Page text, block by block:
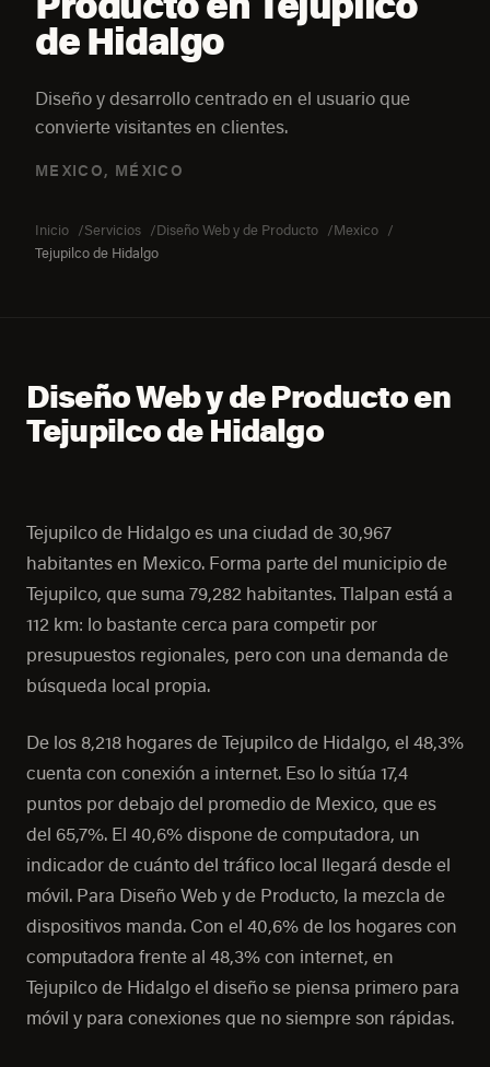
de Hidalgo
Diseño y desarrollo centrado en el usuario que
convierte visitantes en clientes.
MEXICO, MÉXICO
Inicio Servicios Diseño Web y de Producto
Mexico
Tejupilco de Hidalgo
Diseño Web y de Producto en
Tejupilco de Hidalgo
Tejupilco de Hidalgo es una ciudad de 30,967
habitantes en Mexico. Forma parte del municipio de
Tejupilco, que suma 79,282 habitantes. Tlalpan está a
112 km: lo bastante cerca para competir por
presupuestos regionales, pero con una demanda de
búsqueda local propia.
De los 8,218 hogares de Tejupilco de Hidalgo, el 48,3%
cuenta con conexión a internet. Eso lo sitúa 17,4
puntos por debajo del promedio de Mexico, que es
del 65,7%. El 40,6% dispone de computadora, un
indicador de cuánto del tráfico local llegará desde el
móvil. Para Diseño Web y de Producto, la mezcla de
dispositivos manda. Con el 40,6% de los hogares con
computadora frente al 48,3% con internet, en
Tejupilco de Hidalgo el diseño se piensa primero para
móvil y para conexiones que no siempre son rápidas.